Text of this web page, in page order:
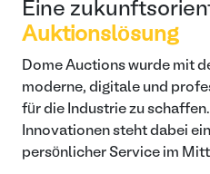
Eine
Auktionslösung
Dome Auctions wurde mit
moderne, digitale und
für die Industrie zu
Innovationen steht dabei
persönlicher Service im